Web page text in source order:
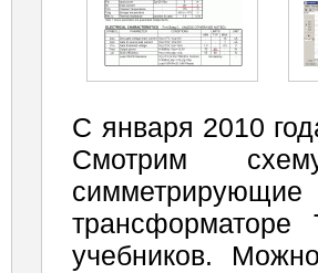
С января 2010
Смотрим
учебников.